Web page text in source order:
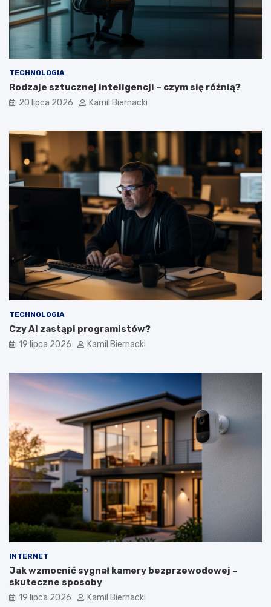
TECHNOLOGIA
Rodzaje sztucznej inteligencji – czym się różnią?
20 lipca 2026 Kamil Biernacki
TECHNOLOGIA
Czy AI zastąpi programistów?
19 lipca 2026 Kamil Biernacki
INTERNET
Jak wzmocnić sygnał kamery bezprzewodowej –
skuteczne sposoby
19 lipca 2026 Kamil Biernacki